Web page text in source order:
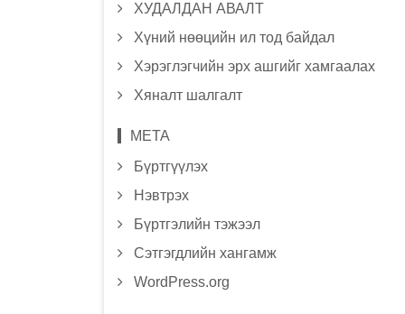
ХУДАЛДАН АВАЛТ
Хүний нөөцийн ил тод байдал
Хэрэглэгчийн эрх ашгийг хамгаалах
Хяналт шалгалт
МЕТА
Бүртгүүлэх
Нэвтрэх
Бүртгэлийн тэжээл
Сэтгэгдлийн хангамж
WordPress.org